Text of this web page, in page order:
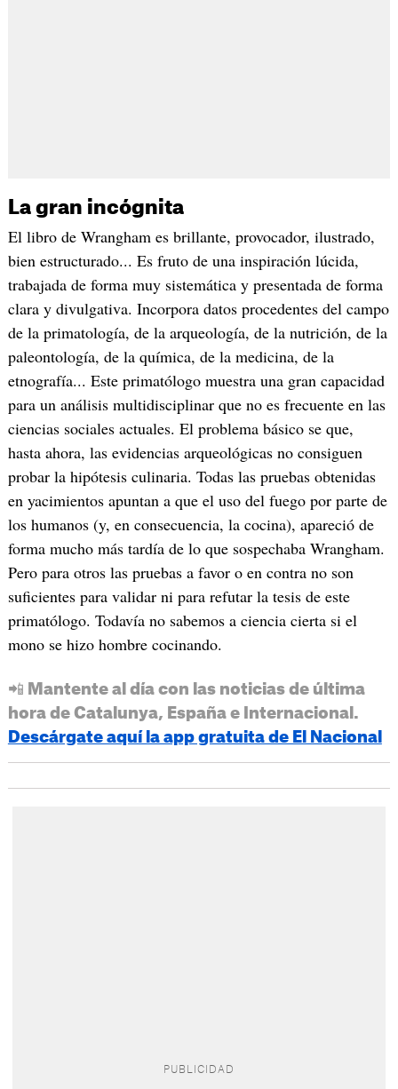
La gran incógnita
El libro de Wrangham es brillante, provocador, ilustrado,
bien estructurado... Es fruto de una inspiración lúcida,
trabajada de forma muy sistemática y presentada de forma
clara y divulgativa. Incorpora datos procedentes del campo
de la primatología, de la arqueología, de la nutrición, de la
paleontología, de la química, de la medicina, de la
etnografía... Este primatólogo muestra una gran capacidad
para un análisis multidisciplinar que no es frecuente en las
ciencias sociales actuales. El problema básico se que,
hasta ahora, las evidencias arqueológicas no consiguen
probar la hipótesis culinaria. Todas las pruebas obtenidas
en yacimientos apuntan a que el uso del fuego por parte de
los humanos (y, en consecuencia, la cocina), apareció de
forma mucho más tardía de lo que sospechaba Wrangham.
Pero para otros las pruebas a favor o en contra no son
suficientes para validar ni para refutar la tesis de este
primatólogo. Todavía no sabemos a ciencia cierta si el
mono se hizo hombre cocinando.
📲 Mantente al día con las noticias de última
hora de Catalunya, España e Internacional.
Descárgate aquí la app gratuita de El Nacional